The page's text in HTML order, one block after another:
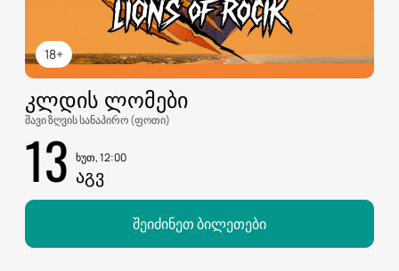
18+
ᲙᲚᲓᲘᲡ ᲚᲝᲛᲔᲑᲘ
შავი ზღვის სანაპირო (ფოთი)
13 ხუთ, 12:00
ᲐᲒᲕ
შეიძინეთ ბილეთები